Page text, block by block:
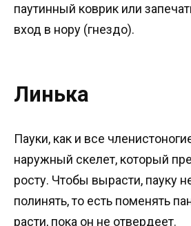
паутинный коврик или
вход в нору (гнездо).
Линька
Пауки, как и все
наружный скелет, который
росту. Чтобы вырасти, пауку
полинять, то есть поменять
расти, пока он не отвердеет.